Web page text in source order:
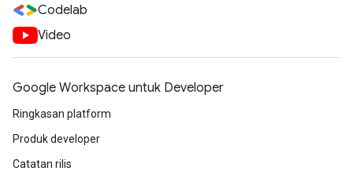
Codelab
Video
Google Workspace untuk Developer
Ringkasan platform
Produk developer
Catatan rilis